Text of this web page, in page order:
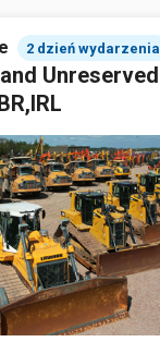
2 dzień wydarzenia
Unreserved